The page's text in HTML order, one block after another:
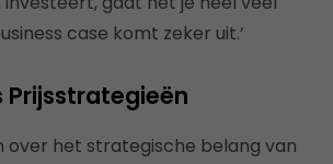
case komt zeker uit.’
Prijsstrategieën
over het strategische belang van